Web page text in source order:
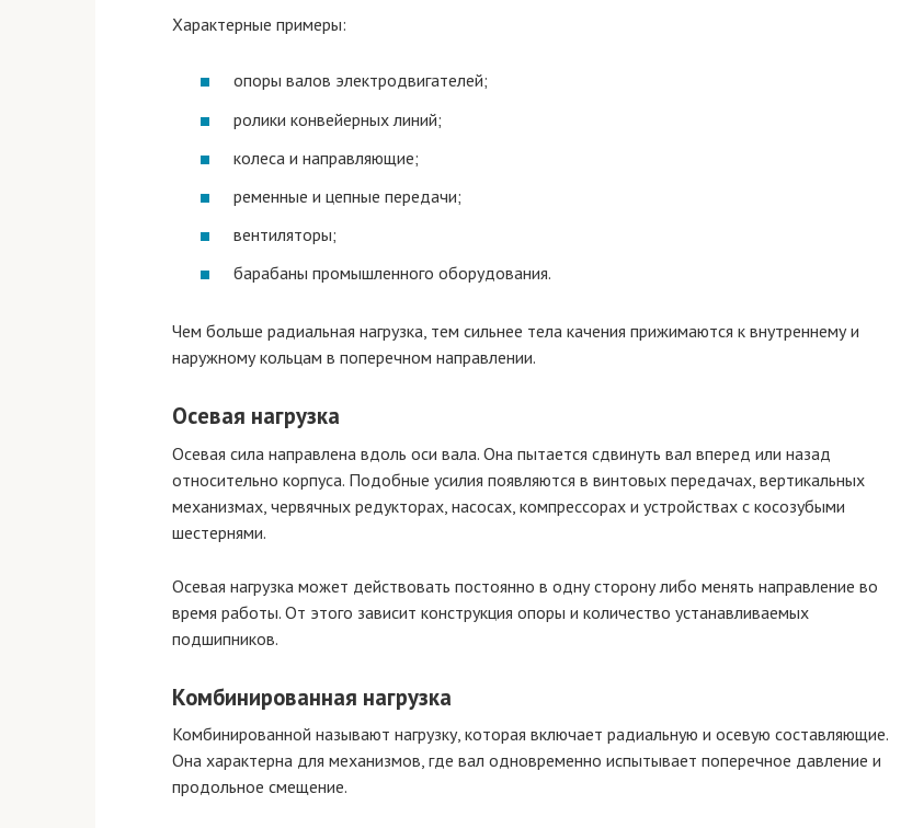
Характерные примеры:
опоры валов электродвигателей;
ролики конвейерных линий;
колеса и направляющие;
ременные и цепные передачи;
вентиляторы;
барабаны промышленного оборудования.
Чем больше радиальная нагрузка, тем сильнее тела качения прижимаются к внутреннему и
наружному кольцам в поперечном направлении.
Осевая нагрузка
Осевая сила направлена вдоль оси вала. Она пытается сдвинуть вал вперед или назад
относительно корпуса. Подобные усилия появляются в винтовых передачах, вертикальных
механизмах, червячных редукторах, насосах, компрессорах и устройствах с косозубыми
шестернями.
Осевая нагрузка может действовать постоянно в одну сторону либо менять направление во
время работы. От этого зависит конструкция опоры и количество устанавливаемых
подшипников.
Комбинированная нагрузка
Комбинированной называют нагрузку, которая включает радиальную и осевую составляющие.
Она характерна для механизмов, где вал одновременно испытывает поперечное давление и
продольное смещение.